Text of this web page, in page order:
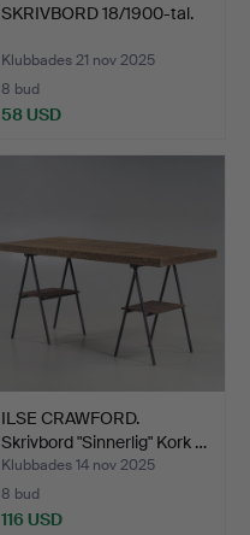
SKRIVBORD 18/1900-tal.
Klubbades 21 nov 2025
8 bud
58 USD
ILSE CRAWFORD.
Skrivbord "Sinnerlig" Kork …
Klubbades 14 nov 2025
8 bud
116 USD